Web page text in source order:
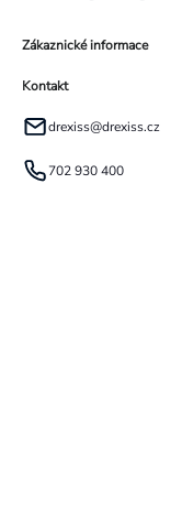
Zákaznické informace
Kontakt
drexiss@drexiss.cz
702 930 400